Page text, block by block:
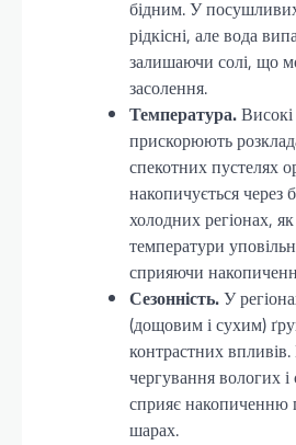
бідним. У
рідкісні, але вода
залишаючи солі, що
засолення.
Температура.
прискорюють
спекотних пустелях
накопичується через
холодних регіонах,
температури
сприяючи
Сезонність.У
(дощовим і сухим)
контрастних
чергування вологих і
сприяє накопиченню
шарах.